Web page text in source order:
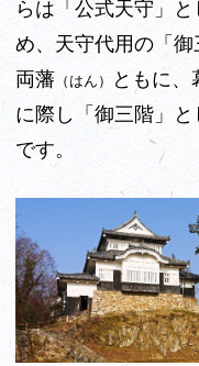
らは「公式天守」
め、天守代用の「御
両藩 （はん） ともに、
に際し「御三階」と
です。